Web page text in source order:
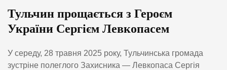
Тульчин прощається з Героєм
України Сергієм Левкопасем
У середу, 28 травня 2025 року, Тульчинська громада
зустріне полеглого Захисника — Левкопаса Сергія